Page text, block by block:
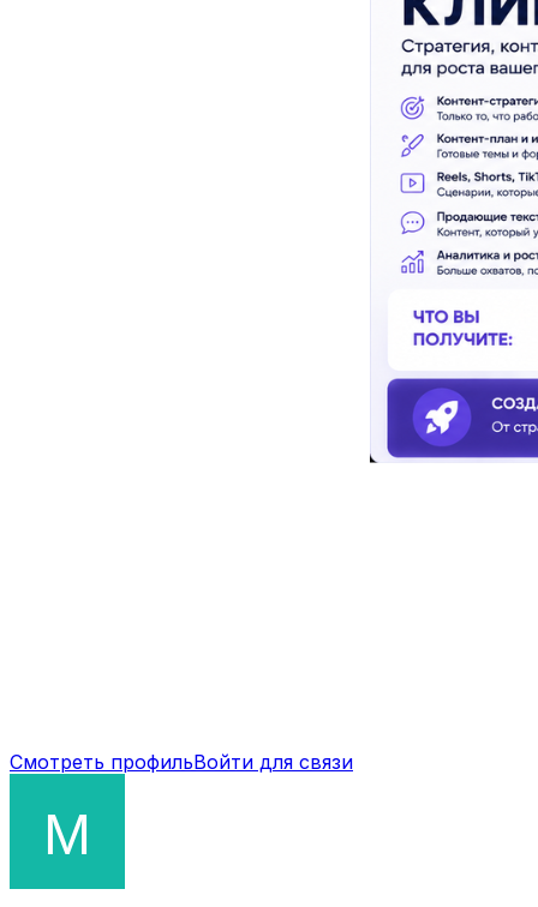
Смотреть профильВойти для связи